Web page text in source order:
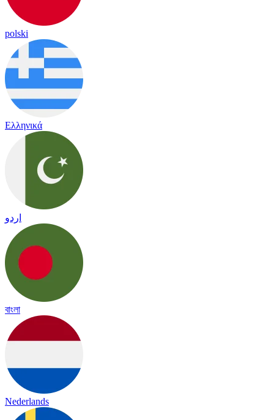
polski
Ελληνικά
اردو
বাংলা
Nederlands